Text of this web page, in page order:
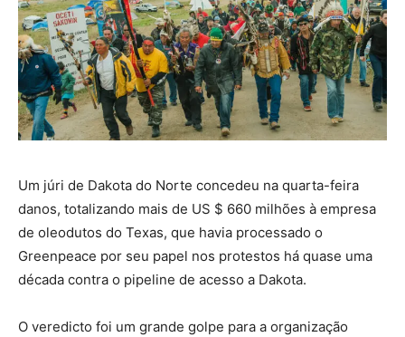
Um júri de Dakota do Norte concedeu na quarta-feira
danos, totalizando mais de US $ 660 milhões à empresa
de oleodutos do Texas, que havia processado o
Greenpeace por seu papel nos protestos há quase uma
década contra o pipeline de acesso a Dakota.
O veredicto foi um grande golpe para a organização